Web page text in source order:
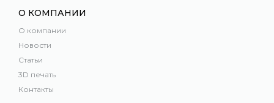
О КОМПАНИИ
О компании
Новости
Статьи
3D печать
Контакты